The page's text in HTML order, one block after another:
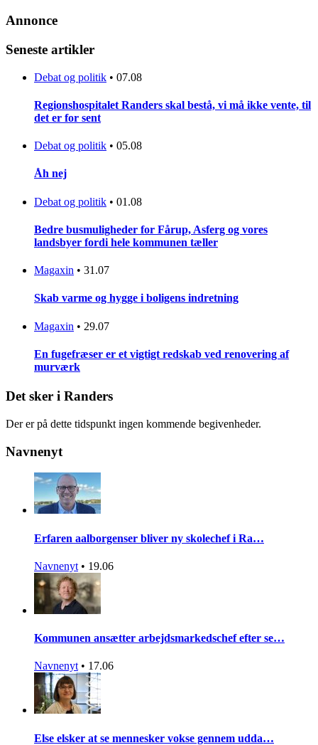
Annonce
Seneste artikler
Debat og politik • 07.08
Regionshospitalet Randers skal bestå, vi må ikke vente, til
det er for sent
Debat og politik • 05.08
Åh nej
Debat og politik • 01.08
Bedre busmuligheder for Fårup, Asferg og vores
landsbyer fordi hele kommunen tæller
Magaxin • 31.07
Skab varme og hygge i boligens indretning
Magaxin • 29.07
En fugefræser er et vigtigt redskab ved renovering af
murværk
Det sker i Randers
Der er på dette tidspunkt ingen kommende begivenheder.
Navnenyt
Erfaren aalborgenser bliver ny skolechef i Ra…
Navnenyt • 19.06
Kommunen ansætter arbejdsmarkedschef efter se…
Navnenyt • 17.06
Else elsker at se mennesker vokse gennem udda…